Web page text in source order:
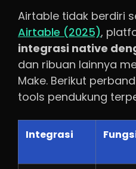
Airtable tidak berdiri
Airtable (2025),
integrasi native
dan ribuan lainnya
Make. Berikut
tools pendukung
Integrasi